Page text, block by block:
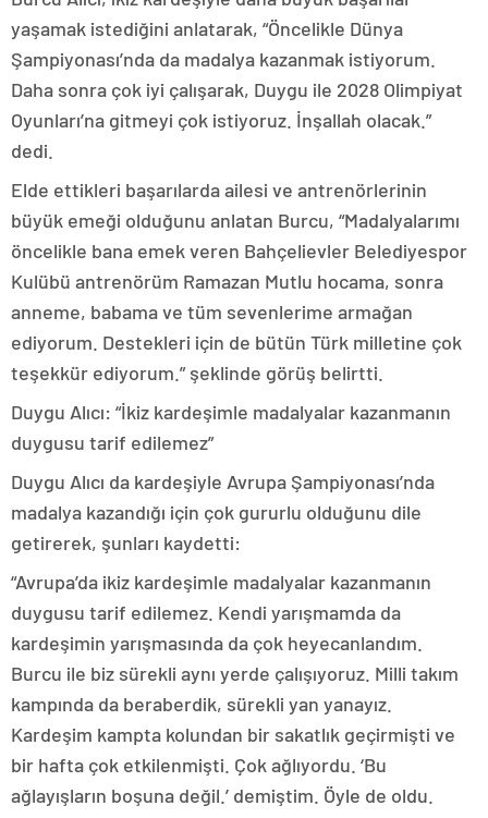
yaşamak istediğini anlatarak, “Öncelikle Dünya
Şampiyonası’nda da madalya kazanmak istiyorum.
Daha sonra çok iyi çalışarak, Duygu ile 2028 Olimpiyat
Oyunları’na gitmeyi çok istiyoruz. İnşallah olacak.”
dedi.
Elde ettikleri başarılarda ailesi ve antrenörlerinin
büyük emeği olduğunu anlatan Burcu, “Madalyalarımı
öncelikle bana emek veren Bahçelievler Belediyespor
Kulübü antrenörüm Ramazan Mutlu hocama, sonra
anneme, babama ve tüm sevenlerime armağan
ediyorum. Destekleri için de bütün Türk milletine çok
teşekkür ediyorum.” şeklinde görüş belirtti.
Duygu Alıcı: “İkiz kardeşimle madalyalar kazanmanın
duygusu tarif edilemez”
Duygu Alıcı da kardeşiyle Avrupa Şampiyonası’nda
madalya kazandığı için çok gururlu olduğunu dile
getirerek, şunları kaydetti:
“Avrupa’da ikiz kardeşimle madalyalar kazanmanın
duygusu tarif edilemez. Kendi yarışmamda da
kardeşimin yarışmasında da çok heyecanlandım.
Burcu ile biz sürekli aynı yerde çalışıyoruz. Milli takım
kampında da beraberdik, sürekli yan yanayız.
Kardeşim kampta kolundan bir sakatlık geçirmişti ve
bir hafta çok etkilenmişti. Çok ağlıyordu. ‘Bu
ağlayışların boşuna değil.’ demiştim. Öyle de oldu.